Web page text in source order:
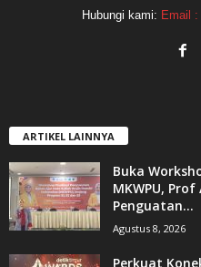
Hubungi kami: Email
ARTIKEL LAINNYA
Buka
MKWPU,
Penguatan...
Agustus 8, 2026
Perkuat